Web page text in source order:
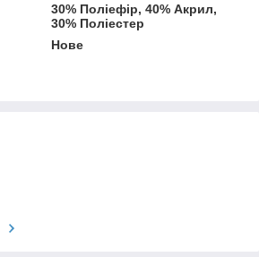
30% Поліефір, 40% Акрил,
30% Поліестер
Нове